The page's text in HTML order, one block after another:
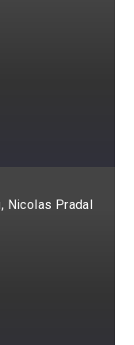
Nicolas Pradal